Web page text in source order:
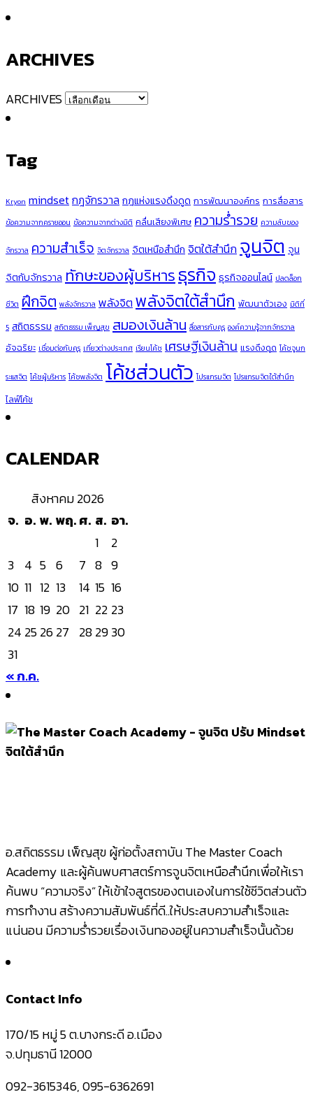
ARCHIVES
ARCHIVES
Tag
Kryon mindsetกฎจักรวาล กฎแห่งแรงดึงดูด การพัฒนาองค์กร การสื่อสาร
ข้อความจากครายออน ข้อความจากต่างมิติ คลื่นเสียงพิเศษ ความร่ำรวย ความลับของ
จักรวาล ความสำเร็จ จิตจักรวาล จิตเหนือสำนึก จิตใต้สำนึก จูนจิต จูน
จิตกับจักรวาล ทักษะของผู้บริหารธุรกิจ ธุรกิจออนไลน์ ปลดล็อก
ชีวิต ฝึกจิต พลังจักรวาล พลังจิต พลังจิตใต้สำนึก พัฒนาตัวเอง มิติที่
5 สถิตธรรม สถิตธรรม เพ็ญสุข สมองเงินล้าน สื่อสารกับคุรุ องค์ความรู้จากจักรวาล
อัจฉริยะ เชื่อมต่อกับคุรุ เที่ยวต่างประเทศ เรียนโค้ช เศรษฐีเงินล้าน แรงดึงดูด โค้ชจูนก
ระแสจิต โค้ชผู้บริหาร โค้ชพลังจิต โค้ชส่วนตัว โปรแกรมจิต โปรแกรมจิตใต้สำนึก
ไลฟ์โค้ช
CALENDAR
สิงหาคม 2026
จ. อ. พ. พฤ.ศ. ส. อา.
1
2
3 4 5 6 7 8 9
10 11 12 13 14 15 16
17 18 19 20 21 22 23
24 2526 27 282930
31
« ก.ค.
อ.สถิตธรรม เพ็ญสุข ผู้ก่อตั้งสถาบัน The Master Coach
Academy และผู้ค้นพบศาสตร์การจูนจิตเหนือสำนึกเพื่อให้เรา
ค้นพบ “ความจริง” ให้เข้าใจสูตรของตนเองในการใช้ชีวิตส่วนตัว
การทำงาน สร้างความสัมพันธ์ที่ดี..ให้ประสบความสำเร็จและ
แน่นอน มีความร่ำรวยเรื่องเงินทองอยู่ในความสำเร็จนั้นด้วย
Contact Info
170/15 หมู่ 5 ต.บางกระดี อ.เมือง
จ.ปทุมธานี 12000
092-3615346, 095-6362691